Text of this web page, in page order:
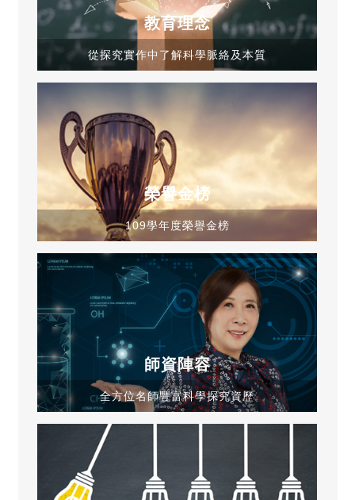
教育理念
從探究實作中了解科學脈絡及本質
榮譽金榜
109學年度榮譽金榜
師資陣容
全方位名師豐富科學探究資歷